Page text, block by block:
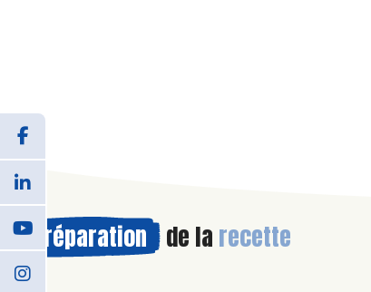
Préparation de la recette